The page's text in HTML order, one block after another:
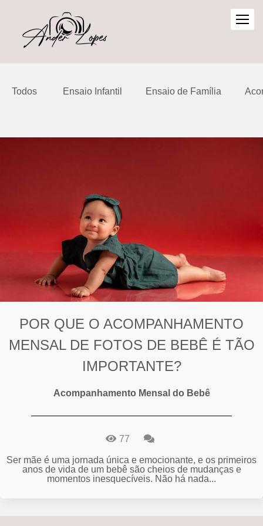
Todos Ensaio Infantil Ensaio de Família
POR QUE O ACOMPANHAMENTO
MENSAL DE FOTOS DE BEBÊ É TÃO
IMPORTANTE?
Acompanhamento Mensal do Bebê
77
Ser mãe é uma jornada única e emocionante, e os primeiros
anos de vida de um bebê são cheios de mudanças e
momentos inesquecíveis. Não há nada...